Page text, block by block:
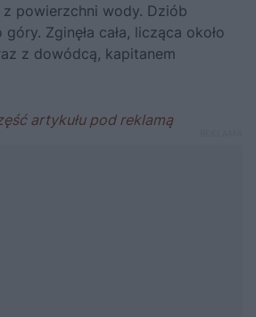
z powierzchni wody. Dziób
Zginęła cała, licząca około
z dowódcą, kapitanem